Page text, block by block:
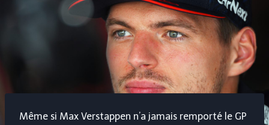
Même si Max Verstappen n’a jamais remporté le GP